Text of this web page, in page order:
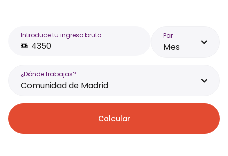
Introduce tu ingreso bruto Por
Mes
¿Dónde trabajas?
Comunidad de Madrid
Calcular